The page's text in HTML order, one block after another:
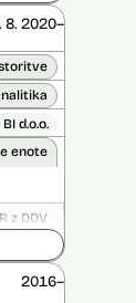
Ne
8. 2020–
d.o.o.
enote
z DDV
?
2016–